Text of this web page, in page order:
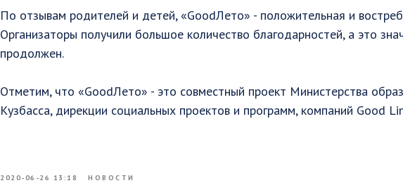
По отзывам родителей и детей, «GoodЛето» - положительная и
Организаторы получили большое количество благодарностей, а это
продолжен.
Отметим, что «GoodЛето» - это совместный проект Министерства
Кузбасса, дирекции социальных проектов и программ, компаний Good
2020-06-26 13:18 НОВОСТИ